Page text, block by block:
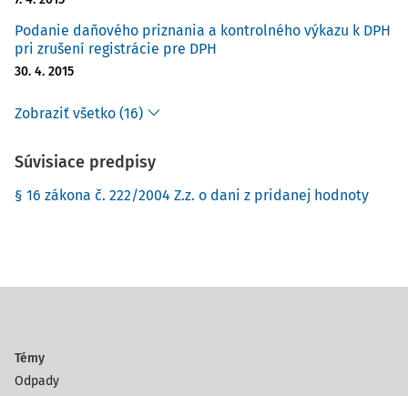
Podanie daňového priznania a kontrolného výkazu k DPH
pri zrušení registrácie pre DPH
30. 4. 2015
Zobraziť všetko (16)
Súvisiace predpisy
§ 16 zákona č. 222/2004 Z.z. o dani z pridanej hodnoty
Témy
Odpady